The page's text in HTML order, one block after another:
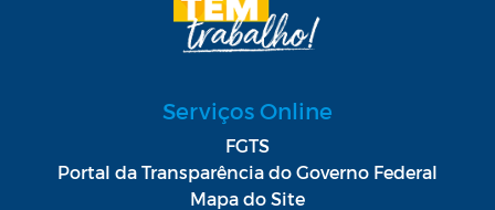
Serviços Online
FGTS
Portal da Transparência do Governo Federal
Mapa do Site